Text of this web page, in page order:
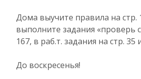
Дома выучите правила на стр.
выполните задания «проверь
167, в раб.т. задания на стр. 35
До воскресенья!